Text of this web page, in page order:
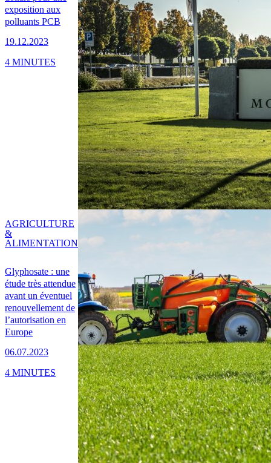
exposition aux
polluants PCB
19.12.2023
4 MINUTES
Glyphosate : une
étude très attendue
avant un éventuel
renouvellement de
l’autorisation en
Europe
06.07.2023
AGRICULTURE
&
ALIMENTATION
4 MINUTES